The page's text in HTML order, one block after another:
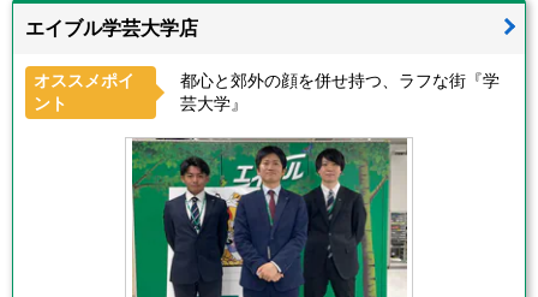
エイブル学芸大学店
オススメポイ
ント
都心と郊外の顔を併せ持つ、ラフな街『学
芸大学』